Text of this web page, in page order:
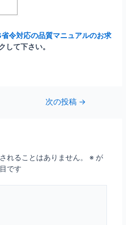
令対応の品質マニュアルのお求
して下さい。
次の投稿 →
れることはありません。 ※ が
です